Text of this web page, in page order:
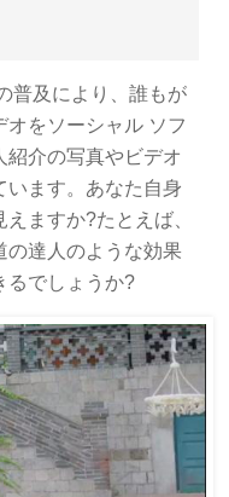
普及により、誰もが
オをソーシャル ソフ
紹介の写真やビデオ
います。あなた自身
ますか?たとえば、
の達人のような効果
るでしょうか?